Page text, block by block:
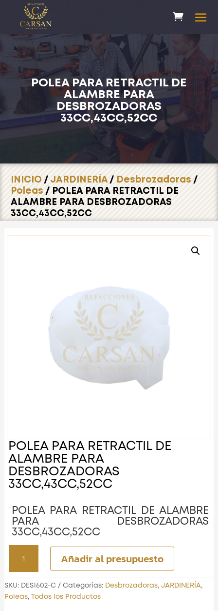
POLEA PARA RETRACTIL DE
ALAMBRE PARA
DESBROZADORAS
33CC,43CC,52CC
INICIO/JARDINERÍA/Desbrozadoras/
Poleas/ POLEA PARA RETRACTIL DE
ALAMBRE PARA DESBROZADORAS
33CC,43CC,52CC
POLEA PARA RETRACTIL DE
ALAMBRE PARA
DESBROZADORAS
33CC,43CC,52CC
POLEA PARA RETRACTIL DE ALAMBRE
PARA DESBROZADORAS
33CC,43CC,52CC
PARA
RETRACTIL
DE
ALAMBRE
Añadir al presupuesto
SKU: DES1602-C Categorías: Desbrozadoras, JARDINERÍA,
Poleas, Todos los Productos